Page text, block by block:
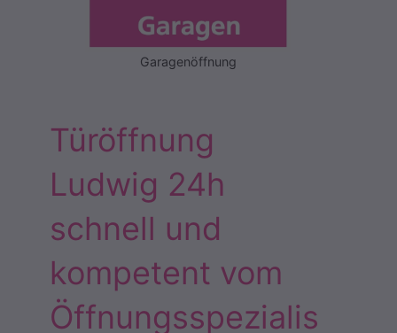
Garagenöffnung
Türöffnung
Ludwig 24h
schnell und
kompetent vom
Öffnungsspezialis